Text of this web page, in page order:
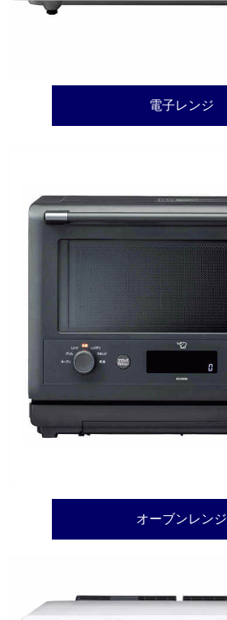
電子レンジ
オーブンレンジ